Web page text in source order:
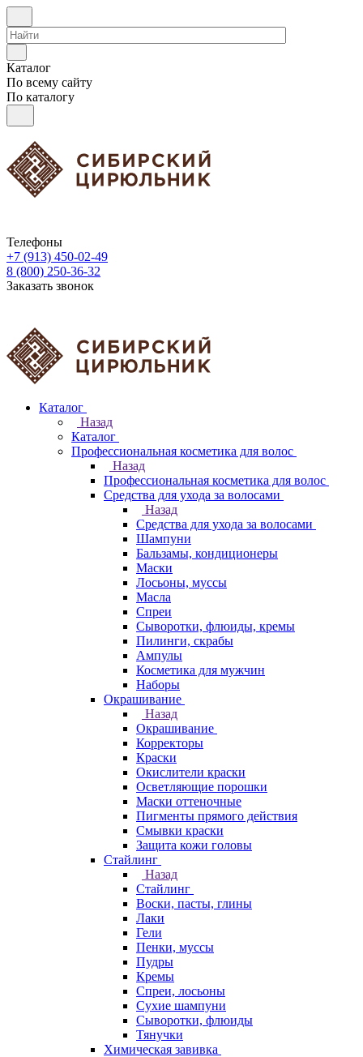
Каталог
По всему сайту
По каталогу
Телефоны
+7 (913) 450-02-49
8 (800) 250-36-32
Заказать звонок
Каталог
Назад
Каталог
Профессиональная косметика для волос
Назад
Профессиональная косметика для волос
Средства для ухода за волосами
Назад
Средства для ухода за волосами
Шампуни
Бальзамы, кондиционеры
Маски
Лосьоны, муссы
Масла
Спреи
Сыворотки, флюиды, кремы
Пилинги, скрабы
Ампулы
Косметика для мужчин
Наборы
Окрашивание
Назад
Окрашивание
Корректоры
Краски
Окислители краски
Осветляющие порошки
Маски оттеночные
Пигменты прямого действия
Смывки краски
Защита кожи головы
Стайлинг
Назад
Стайлинг
Воски, пасты, глины
Лаки
Гели
Пенки, муссы
Пудры
Кремы
Спреи, лосьоны
Сухие шампуни
Сыворотки, флюиды
Тянучки
Химическая завивка